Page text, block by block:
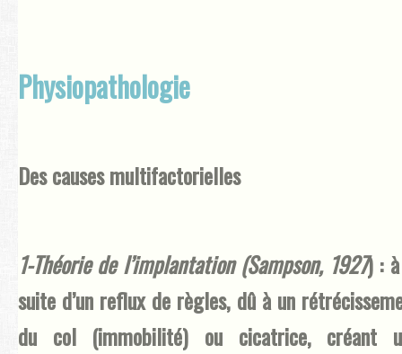
Physiopathologie
Des causes multifactorielles
1-Théorie de l’implantation (Sampson, 1927) :
suite d’un reflux de règles, dû à un
du col (immobilité) ou cicatrice, créant